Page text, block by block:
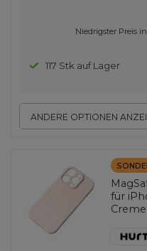
ANDERE OPTIONEN
Niedrigster Preis
117 Stk auf Lager
für
Creme